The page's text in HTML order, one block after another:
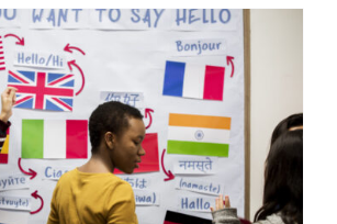
variations.
Les
options
peuvent
être
choisies
sur
la
page
du
produit